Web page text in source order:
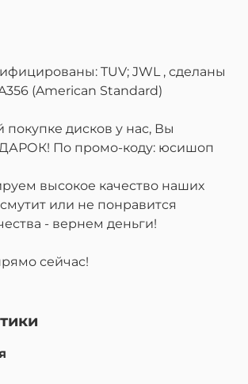
TUV; JWL , сделаны
(American Standard)
дисков у нас, Вы
По промо-коду: юсишоп
высокое качество наших
или не понравится
- вернем деньги!
сейчас!